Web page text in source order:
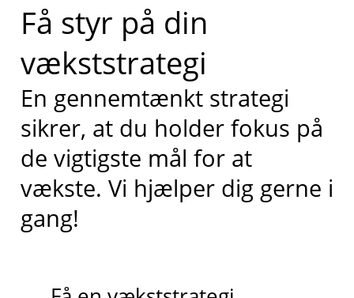
Få styr på din
vækststrategi
En gennemtænkt strategi
sikrer, at du holder fokus på
de vigtigste mål for at
vækste. Vi hjælper dig gerne i
gang!